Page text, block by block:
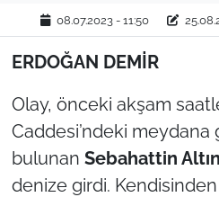
08.07.2023 - 11:50
ERDOĞAN DEMİR
Olay, önceki akşam
Caddesi’ndeki
bulunan Sebahattin
denize girdi.
YAŞAM
TEKİRDAĞ